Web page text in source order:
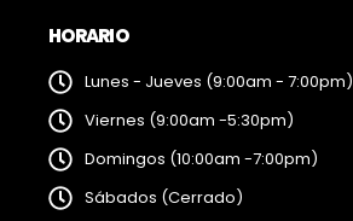
HORARIO
Lunes - Jueves (9:00am - 7:00pm)
Viernes (9:00am -5:30pm)
Domingos (10:00am -7:00pm)
Sábados (Cerrado)